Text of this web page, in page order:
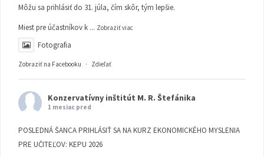
Môžu sa prihlásiť do 31. júla, čím skôr, tým lepšie.
Miest pre účastníkov k ... Zobraziť viac
Fotografia
Zobraziť na Facebooku · Zdieľať
Konzervatívny inštitút M. R. Štefánika
1 mesiac pred
POSLEDNÁ ŠANCA PRIHLÁSIŤ SA NA KURZ EKONOMICKÉHO MYSLENIA
PRE UČITEĽOV: KEPU 2026